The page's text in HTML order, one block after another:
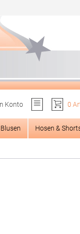
Konto
0
Hosen &